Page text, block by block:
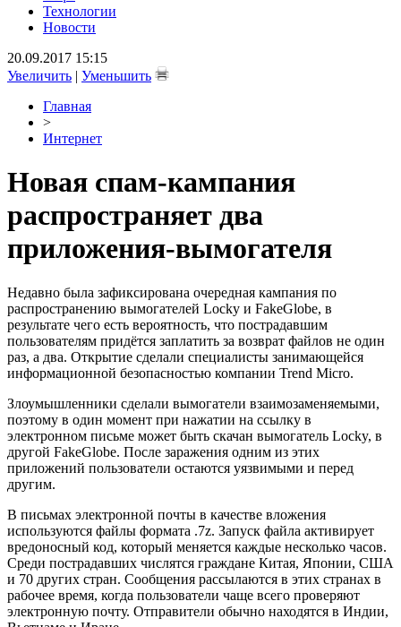
Технологии
Новости
20.09.2017 15:15
Увеличить | Уменьшить
Главная
>
Интернет
Новая спам-кампания
распространяет два
приложения-вымогателя
Недавно была зафиксирована очередная кампания по
распространению вымогателей Locky и FakeGlobe, в
результате чего есть вероятность, что пострадавшим
пользователям придётся заплатить за возврат файлов не один
раз, а два. Открытие сделали специалисты занимающейся
информационной безопасностью компании Trend Micro.
Злоумышленники сделали вымогатели взаимозаменяемыми,
поэтому в один момент при нажатии на ссылку в
электронном письме может быть скачан вымогатель Locky, в
другой FakeGlobe. После заражения одним из этих
приложений пользователи остаются уязвимыми и перед
другим.
В письмах электронной почты в качестве вложения
используются файлы формата .7z. Запуск файла активирует
вредоносный код, который меняется каждые несколько часов.
Среди пострадавших числятся граждане Китая, Японии, США
и 70 других стран. Сообщения рассылаются в этих странах в
рабочее время, когда пользователи чаще всего проверяют
электронную почту. Отправители обычно находятся в Индии,